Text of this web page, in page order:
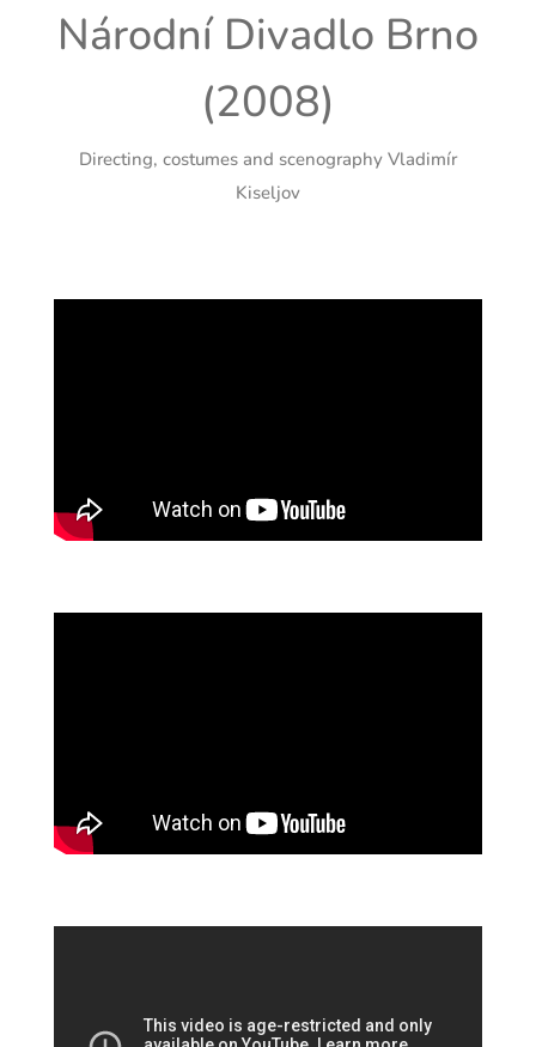
Národní Divadlo Brno
(2008)
Directing, costumes and scenography Vladimír
Kiseljov